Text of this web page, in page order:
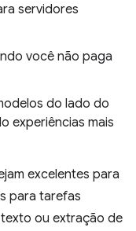
servidores
você não paga
do lado do
experiências mais
excelentes para
para tarefas
ou extração de